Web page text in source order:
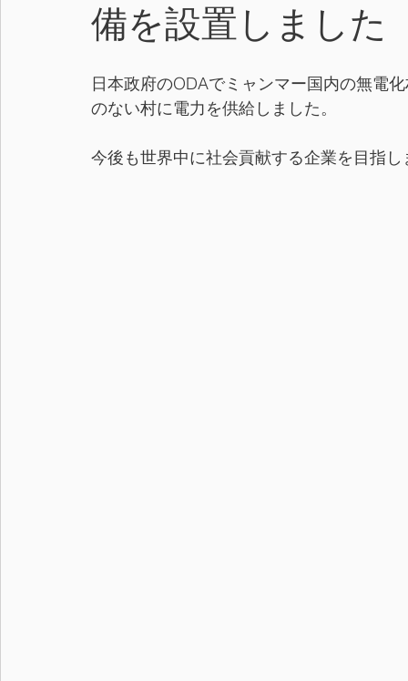
備を設置しました
日本政府のODAでミャンマー国内の無電
のない村に電力を供給しました。
今後も世界中に社会貢献する企業を目指し